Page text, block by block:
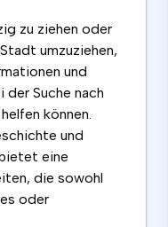
zu ziehen oder
umzuziehen,
und
der Suche nach
können.
und
eine
die sowohl
oder